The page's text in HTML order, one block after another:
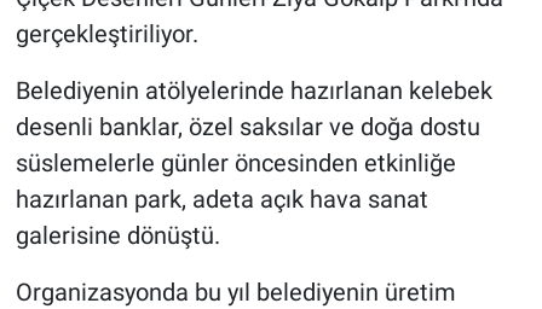
gerçekleştiriliyor.
Belediyenin atölyelerinde hazırlanan kelebek
desenli banklar, özel saksılar ve doğa dostu
süslemelerle günler öncesinden etkinliğe
hazırlanan park, adeta açık hava sanat
galerisine dönüştü.
Organizasyonda bu yıl belediyenin üretim